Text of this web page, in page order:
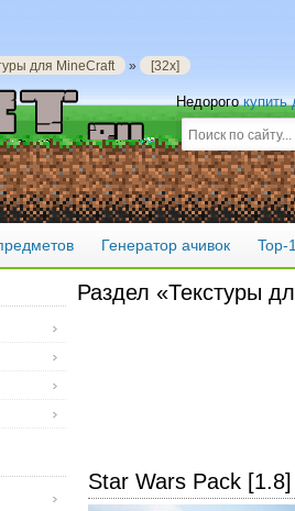
для MineCraft » [32x]
Недорогокупить
Генератор ачивок Top-
Раздел «Текстуры
Star Wars Pack